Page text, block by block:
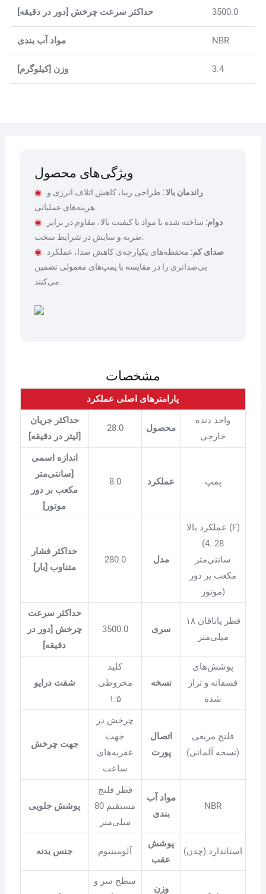
حداکثر سرعت چرخش [دور در دقیقه] 3500.0
مواد آب بندی NBR
وزن [کیلوگرم] 3.4
ویژگی‌های محصول
◉ راندمانبالا: طراحی زیبا، کاهش اتلاف انرژی و
هزینه‌های عملیاتی.
◉
دوام: ساخته شده با مواد با کیفیت بالا، مقاوم در برابر
ضربه و سایش در شرایط سخت.
◉
صدای کم: محفظه‌های یکپارچه‌ی کاهش صدا، عملکرد
بی‌صداتری را در مقایسه با پمپ‌های معمولی تضمین
می‌کنند.
مشخصات
پارامترهای اصلی عملکرد
حداکثر جریان
[لیتر در دقیقه]
28.0 محصول
واحد دنده
خارجی
اندازه اسمی
[سانتی‌متر
مکعب بر دور
موتور]
8.0 عملکرد پمپ
حداکثر فشار
متناوب [بار]
280.0 مدل
عملکرد بالا (F)
(4..28
سانتی‌متر
مکعب بر دور
موتور)
حداکثر سرعت
چرخش [دور در
دقیقه]
3500.0 سری
قطر یاتاقان ۱۸
میلی‌متر
شفت درایو
کلید
مخروطی
۱:۵
نسخه
پوشش‌های
فسفاته و تراز
شده
جهت چرخش
چرخش در
جهت
عقربه‌های
ساعت
اتصال
پورت
فلنج مربعی
(نسخه آلمانی)
پوشش جلویی
قطر فلنج
مستقیم 80
میلی‌متر
مواد آب
بندی
NBR
جنس بدنه آلومینیوم
پوشش
عقب
استاندارد (چدن)
سطح سر و
وزن